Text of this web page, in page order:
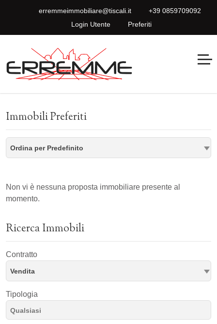
erremmeimmobiliare@tiscali.it
+39 0859709092
Login Utente
Preferiti
Immobili Preferiti
Ordina per Predefinito
Non vi è nessuna proposta immobiliare presente al
momento.
Ricerca Immobili
Contratto
Vendita
Tipologia